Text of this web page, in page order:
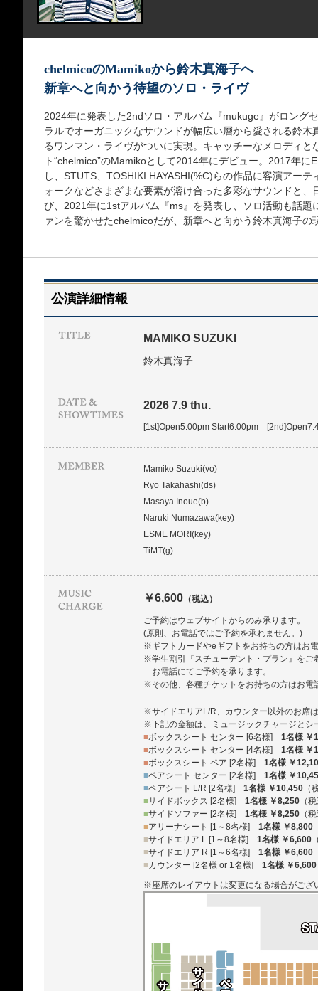
chelmicoのMamikoから鈴木真海子へ
新章へと向かう待望のソロ・ライヴ
2024年に発表した2ndソロ・アルバム『mukuge』がロング
ラルでオーガニックなサウンドが幅広い層から愛される鈴
るワンマン・ライヴがついに実現。キャッチーなメロディ
ト“chelmico”のMamikoとして2014年にデビュー。2017年
し、STUTS、TOSHIKI HAYASHI(%C)らの作品に客演アー
ォークなどさまざまな要素が溶け合った多彩なサウンドと
び、2021年に1stアルバム『ms』を発表し、ソロ活動も話題
ァンを驚かせたchelmicoだが、新章へと向かう鈴木真海子
公演詳細情報
MAMIKO SUZUKI
鈴木真海子
2026 7.9 thu.
[1st]Open5:00pm Start6:00pm
Mamiko Suzuki(vo)
Ryo Takahashi(ds)
Masaya Inoue(b)
Naruki Numazawa(key)
ESME MORI(key)
TiMT(g)
￥6,600 （税込）
ご予約はウェブサイトからのみ承ります。
(原則、お電話ではご予約を承れません。)
※ギフトカードやeギフトをお持ちの方はお
※学生割引『スチューデント・プラン』をご
お電話にてご予約を承ります。
※その他、各種チケットをお持ちの方はお電
※サイドエリアL/R、カウンター以外のお席
※下記の金額は、ミュージックチャージとシ
■ボックスシート センター [6名様] 1名様 ￥
■ボックスシート センター [4名様] 1名様 ￥
■ボックスシート ペア [2名様] 1名様 ￥
■ペアシート センター [2名様] 1名様 ￥
■ペアシート L/R [2名様] 1名様 ￥10,450 （
■サイドボックス [2名様] 1名様 ￥8,250 （
■サイドソファー [2名様] 1名様 ￥8,250 （
■アリーナシート [1～8名様] 1名様 ￥8,800
■サイドエリア L [1～8名様] 1名様 ￥6,600
■サイドエリア R [1～6名様] 1名様 ￥6,600
■カウンター [2名様 or 1名様] 1名様 ￥6,600
※座席のレイアウトは変更になる場合がござ